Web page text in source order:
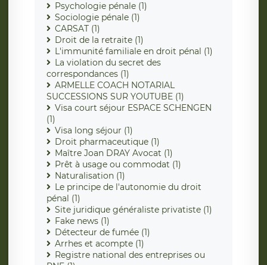
Psychologie pénale (1)
Sociologie pénale (1)
CARSAT (1)
Droit de la retraite (1)
L'immunité familiale en droit pénal (1)
La violation du secret des
correspondances (1)
ARMELLE COACH NOTARIAL
SUCCESSIONS SUR YOUTUBE (1)
Visa court séjour ESPACE SCHENGEN
(1)
Visa long séjour (1)
Droit pharmaceutique (1)
Maître Joan DRAY Avocat (1)
Prêt à usage ou commodat (1)
Naturalisation (1)
Le principe de l'autonomie du droit
pénal (1)
Site juridique généraliste privatiste (1)
Fake news (1)
Détecteur de fumée (1)
Arrhes et acompte (1)
Registre national des entreprises ou